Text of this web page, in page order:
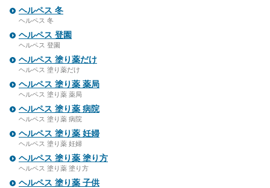
ヘルペス 冬
ヘルペス 冬
ヘルペス 登園
ヘルペス 登園
ヘルペス 塗り薬だけ
ヘルペス 塗り薬だけ
ヘルペス 塗り薬 薬局
ヘルペス 塗り薬 薬局
ヘルペス 塗り薬 病院
ヘルペス 塗り薬 病院
ヘルペス 塗り薬 妊婦
ヘルペス 塗り薬 妊婦
ヘルペス 塗り薬 塗り方
ヘルペス 塗り薬 塗り方
ヘルペス 塗り薬 子供